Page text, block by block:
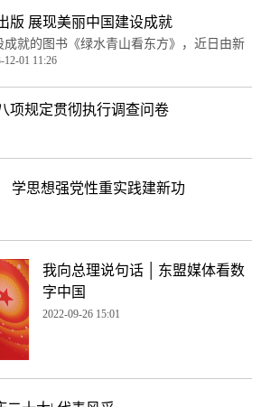
版 展现美丽中国建设成就
就的图书《绿水青山看东方》，近日由新
12-01 11:26
项规定贯彻执行调查问卷
学思想强党性重实践建新功
我向总理说句话| 东盟媒体看数
字中国
2022-09-26 15:01